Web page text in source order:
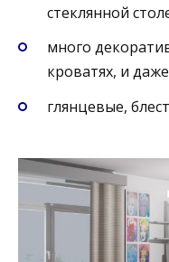
стеклянной
много
кроватях, и
глянцевые,